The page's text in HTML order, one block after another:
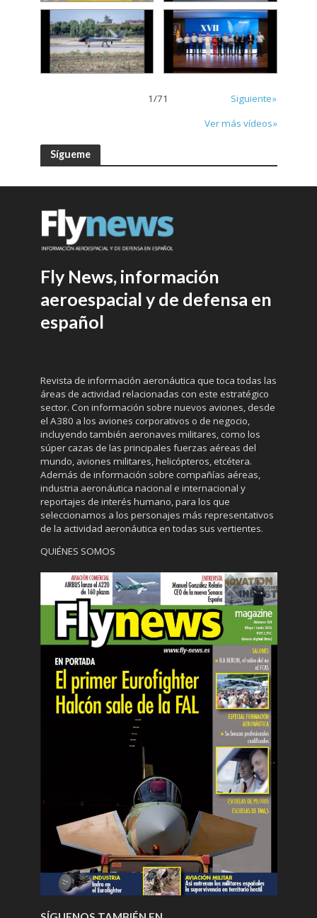
1/71
Siguiente»
Ver más vídeos»
Sígueme
Fly News, información
aeroespacial y de defensa en
español
Revista de información aeronáutica que toca todas las
áreas de actividad relacionadas con este estratégico
sector. Con información sobre nuevos aviones, desde
el A380 a los aviones corporativos o de negocio,
incluyendo también aeronaves militares, como los
súper cazas de las principales fuerzas aéreas del
mundo, aviones militares, helicópteros, etcétera.
Además de información sobre compañías aéreas,
industria aeronáutica nacional e internacional y
reportajes de interés humano, para los que
seleccionamos a los personajes más representativos
de la actividad aeronáutica en todas sus vertientes.
QUIÉNES SOMOS